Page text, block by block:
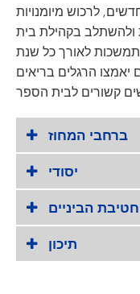
לרכוש מיומנויות
ולהשתלב בקהילת בית
לאורך כל שנת
יאמצו הרגלים בריאים
ברחבי המחוז
יסודי
חטיבת הביניים
תיכון